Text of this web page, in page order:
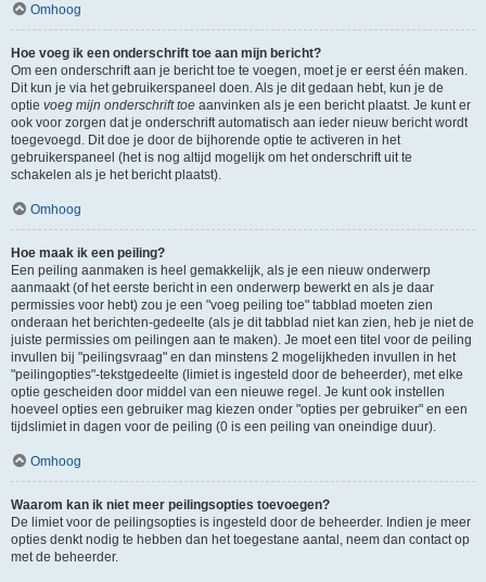
Omhoog
Hoe voeg ik een onderschrift toe aan mijn bericht?
Om een onderschrift aan je bericht toe te voegen, moet je er eerst één maken.
Dit kun je via het gebruikerspaneel doen. Als je dit gedaan hebt, kun je de
optie voeg mijn onderschrift toe aanvinken als je een bericht plaatst. Je kunt er
ook voor zorgen dat je onderschrift automatisch aan ieder nieuw bericht wordt
toegevoegd. Dit doe je door de bijhorende optie te activeren in het
gebruikerspaneel (het is nog altijd mogelijk om het onderschrift uit te
schakelen als je het bericht plaatst).
Omhoog
Hoe maak ik een peiling?
Een peiling aanmaken is heel gemakkelijk, als je een nieuw onderwerp
aanmaakt (of het eerste bericht in een onderwerp bewerkt en als je daar
permissies voor hebt) zou je een "voeg peiling toe" tabblad moeten zien
onderaan het berichten-gedeelte (als je dit tabblad niet kan zien, heb je niet de
juiste permissies om peilingen aan te maken). Je moet een titel voor de peiling
invullen bij "peilingsvraag" en dan minstens 2 mogelijkheden invullen in het
"peilingopties"-tekstgedeelte (limiet is ingesteld door de beheerder), met elke
optie gescheiden door middel van een nieuwe regel. Je kunt ook instellen
hoeveel opties een gebruiker mag kiezen onder "opties per gebruiker" en een
tijdslimiet in dagen voor de peiling (0 is een peiling van oneindige duur).
Omhoog
Waarom kan ik niet meer peilingsopties toevoegen?
De limiet voor de peilingsopties is ingesteld door de beheerder. Indien je meer
opties denkt nodig te hebben dan het toegestane aantal, neem dan contact op
met de beheerder.